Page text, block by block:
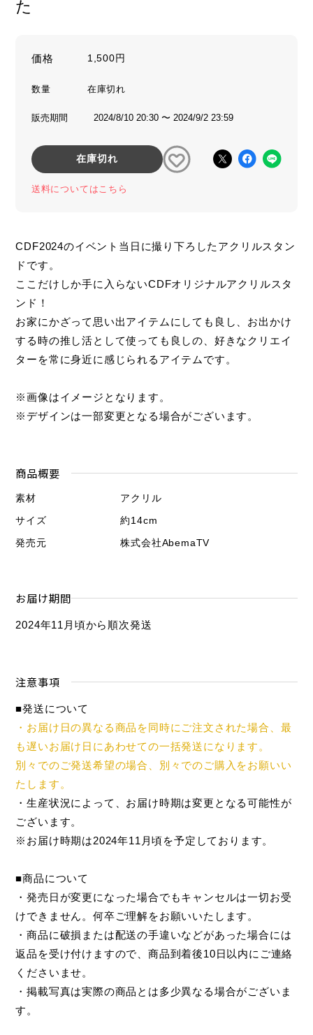
た
価格 1,500円
数量
販売期間 2024/8/10 20:30 〜 2024/9/2 23:59
在庫切れ
送料についてはこちら
CDF2024のイベント当日に撮り下ろしたアクリルスタン
ドです。
ここだけしか手に入らないCDFオリジナルアクリルスタ
ンド！
お家にかざって思い出アイテムにしても良し、お出かけ
する時の推し活として使っても良しの、好きなクリエイ
ターを常に身近に感じられるアイテムです。
※画像はイメージとなります。
※デザインは一部変更となる場合がございます。
商品概要
素材
アクリル
サイズ
約14cm
発売元
株式会社AbemaTV
お届け期間
2024年11月頃から順次発送
注意事項
■発送について
・お届け日の異なる商品を同時にご注文された場合、最
も遅いお届け日にあわせての一括発送になります。
別々でのご発送希望の場合、別々でのご購入をお願いい
たします。
・生産状況によって、お届け時期は変更となる可能性が
ございます。
※お届け時期は2024年11月頃を予定しております。
■商品について
・発売日が変更になった場合でもキャンセルは一切お受
けできません。何卒ご理解をお願いいたします。
・商品に破損または配送の手違いなどがあった場合には
返品を受け付けますので、商品到着後10日以内にご連絡
くださいませ。
・掲載写真は実際の商品とは多少異なる場合がございま
す。